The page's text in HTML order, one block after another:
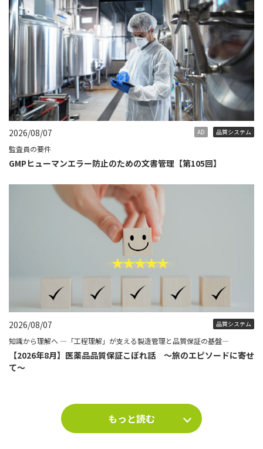
2026/08/07 AD 品質システム
監査員の要件
GMPヒューマンエラー防止のための文書管理【第105回】
2026/08/07 品質システム
知識から理解へ ―「工程理解」が支える製造管理と品質保証の基盤―
【2026年8月】医薬品品質保証こぼれ話 ～旅のエピソードに寄せ
て～
もっと読む